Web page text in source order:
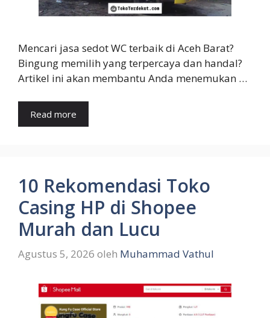
Mencari jasa sedot WC terbaik di Aceh Barat?
Bingung memilih yang terpercaya dan handal?
Artikel ini akan membantu Anda menemukan …
Read more
10 Rekomendasi Toko
Casing HP di Shopee
Murah dan Lucu
Agustus 5, 2026 oleh Muhammad Vathul